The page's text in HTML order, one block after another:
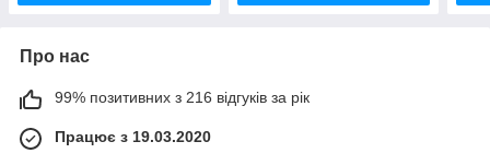
Про нас
99% позитивних з 216 відгуків за рік
Працює з 19.03.2020